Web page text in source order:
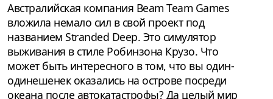
Австралийская компания Beam Team Games
вложила немало сил в свой проект под
названием Stranded Deep. Это симулятор
выживания в стиле Робинзона Крузо. Что
может быть интересного в том, что вы один-
одинешенек оказались на острове посреди
океана после автокатастрофы? Да целый мир